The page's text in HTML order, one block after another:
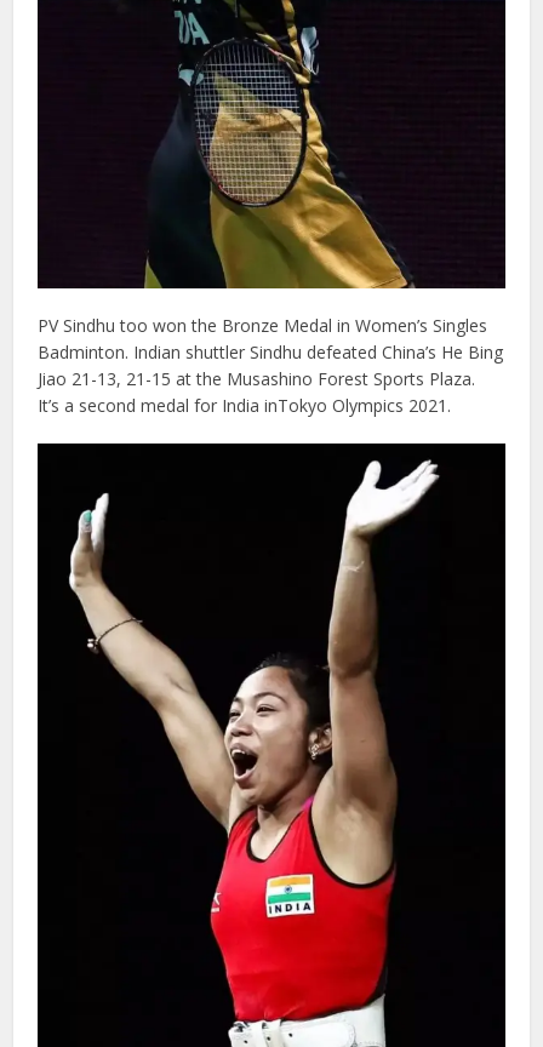
PV Sindhu too won the Bronze Medal in Women’s Singles
Badminton. Indian shuttler Sindhu defeated China’s He Bing
Jiao 21-13, 21-15 at the Musashino Forest Sports Plaza.
It’s a second medal for India inTokyo Olympics 2021.